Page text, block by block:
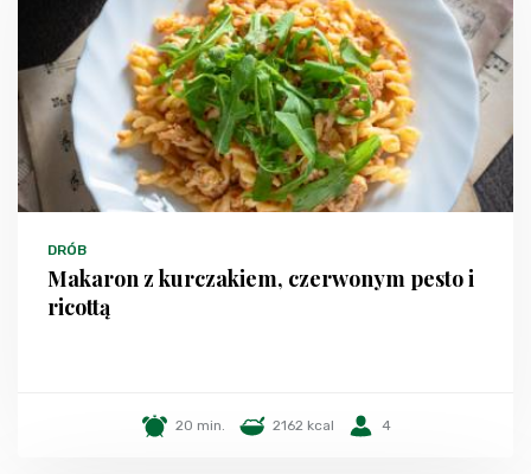
DRÓB
Makaron z kurczakiem, czerwonym pesto i
ricottą
20 min. 2162 kcal 4